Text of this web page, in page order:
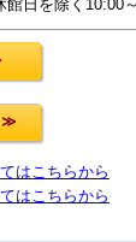
日を除く10:00～
はこちらから
はこちらから